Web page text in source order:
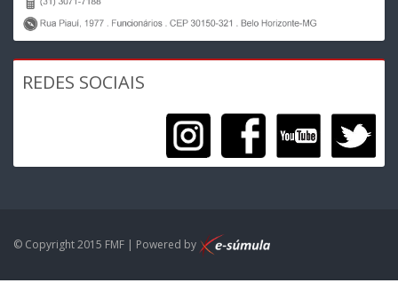
REDES SOCIAIS
© Copyright 2015 FMF | Powered by